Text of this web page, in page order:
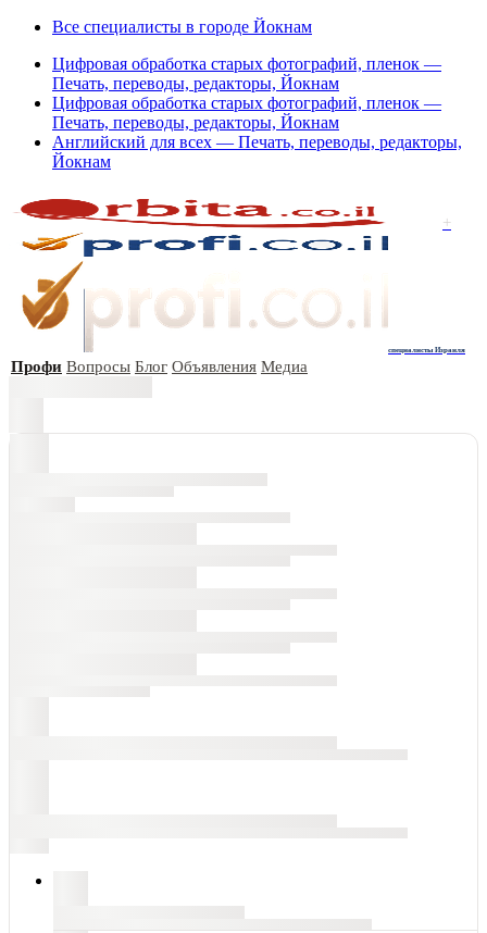
Все специалисты в городе Йокнам
Цифровая обработка старых фотографий, пленок —
Печать, переводы, редакторы, Йокнам
Цифровая обработка старых фотографий, пленок —
Печать, переводы, редакторы, Йокнам
Английский для всех — Печать, переводы, редакторы,
Йокнам
+
специалисты Израиля
Профи Вопросы Блог Объявления Медиа